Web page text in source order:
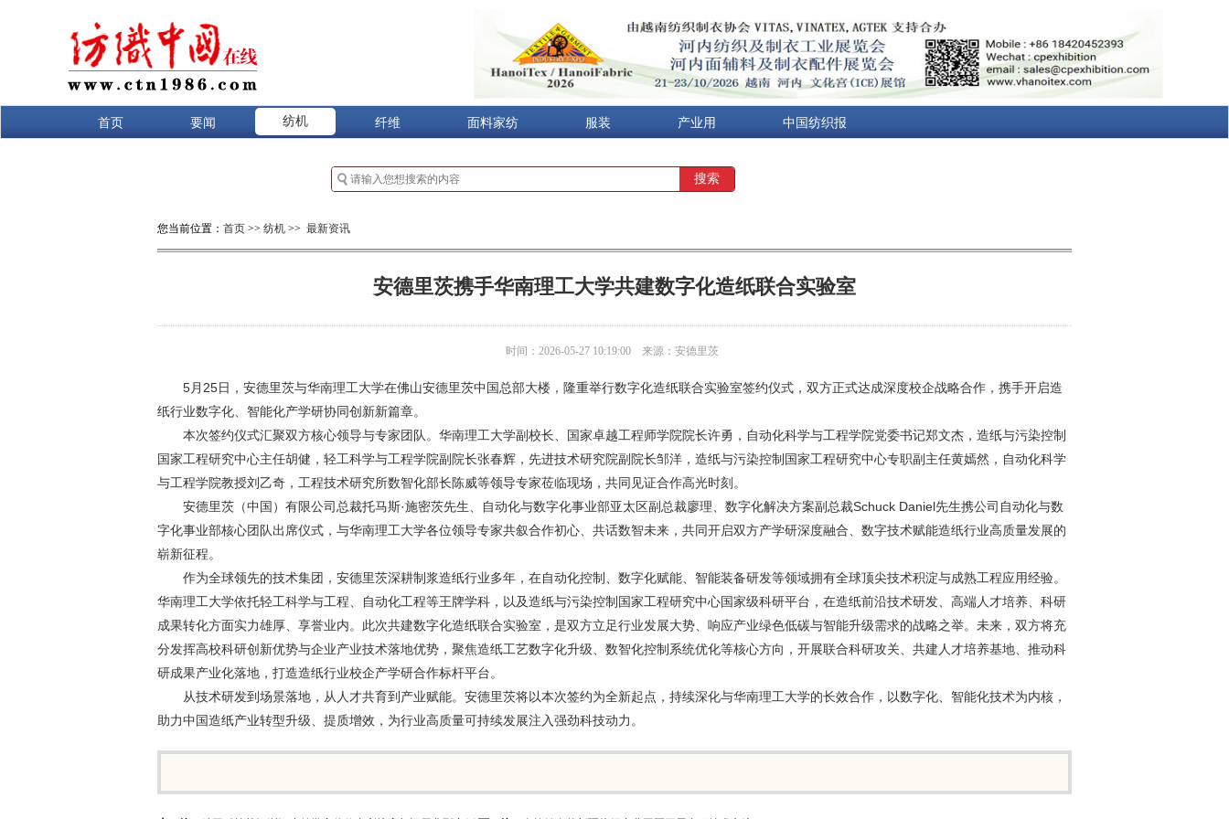
首页 要闻 纺机 纤维 面料家纺 服装 产业用 中国纺织报
您当前位置： 首页 >> 纺机 >> 最新资讯
安德里茨携手华南理工大学共建数字化造纸联合实验室
时间：2026-05-27 10:19:00来源：安德里茨
5月25日，安德里茨与华南理工大学在佛山安德里茨中国总部大楼，隆重举行数字化造纸联合实验室签约仪式，双方正式达成深度校企战略合作，携手开启造
纸行业数字化、智能化产学研协同创新新篇章。
本次签约仪式汇聚双方核心领导与专家团队。华南理工大学副校长、国家卓越工程师学院院长许勇，自动化科学与工程学院党委书记郑文杰，造纸与污染控制
国家工程研究中心主任胡健，轻工科学与工程学院副院长张春辉，先进技术研究院副院长邹洋，造纸与污染控制国家工程研究中心专职副主任黄嫣然，自动化科学
与工程学院教授刘乙奇，工程技术研究所数智化部长陈威等领导专家莅临现场，共同见证合作高光时刻。
安德里茨（中国）有限公司总裁托马斯·施密茨先生、自动化与数字化事业部亚太区副总裁廖理、数字化解决方案副总裁Schuck Daniel先生携公司自动化与数
字化事业部核心团队出席仪式，与华南理工大学各位领导专家共叙合作初心、共话数智未来，共同开启双方产学研深度融合、数字技术赋能造纸行业高质量发展的
崭新征程。
作为全球领先的技术集团，安德里茨深耕制浆造纸行业多年，在自动化控制、数字化赋能、智能装备研发等领域拥有全球顶尖技术积淀与成熟工程应用经验。
华南理工大学依托轻工科学与工程、自动化工程等王牌学科，以及造纸与污染控制国家工程研究中心国家级科研平台，在造纸前沿技术研发、高端人才培养、科研
成果转化方面实力雄厚、享誉业内。此次共建数字化造纸联合实验室，是双方立足行业发展大势、响应产业绿色低碳与智能升级需求的战略之举。未来，双方将充
分发挥高校科研创新优势与企业产业技术落地优势，聚焦造纸工艺数字化升级、数智化控制系统优化等核心方向，开展联合科研攻关、共建人才培养基地、推动科
研成果产业化落地，打造造纸行业校企产学研合作标杆平台。
从技术研发到场景落地，从人才共育到产业赋能。安德里茨将以本次签约为全新起点，持续深化与华南理工大学的长效合作，以数字化、智能化技术为内核，
助力中国造纸产业转型升级、提质增效，为行业高质量可持续发展注入强劲科技动力。